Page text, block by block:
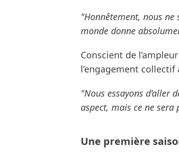
"Honnêtement, nous ne
monde donne
Conscient de
l’engagement collectif
"Nous essayons d’aller
aspect, mais ce ne
Une première